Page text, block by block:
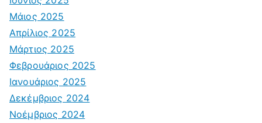
Μάιος 2025
Απρίλιος 2025
Μάρτιος 2025
Φεβρουάριος 2025
Ιανουάριος 2025
Δεκέμβριος 2024
Νοέμβριος 2024